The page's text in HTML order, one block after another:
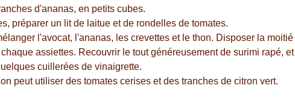
d'ananas, en petits cubes.
préparer un lit de laitue et de rondelles de tomates.
l'avocat, l'ananas, les crevettes et le thon. Disposer la moitié
assiettes. Recouvrir le tout généreusement de surimi rapé, et
cuillerées de vinaigrette.
peut utiliser des tomates cerises et des tranches de citron vert.